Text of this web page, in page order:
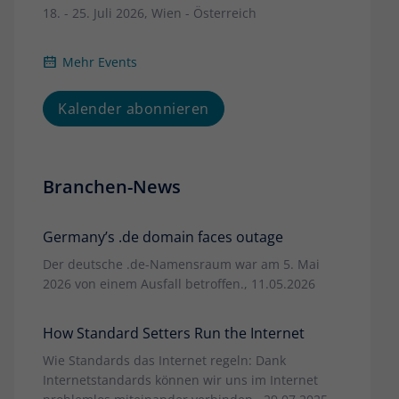
18. - 25. Juli 2026, Wien - Österreich
Mehr Events
Kalender abonnieren
Branchen-News
Germany’s .de domain faces outage
Der deutsche .de-Namensraum war am 5. Mai
2026 von einem Ausfall betroffen., 11.05.2026
How Standard Setters Run the Internet
Wie Standards das Internet regeln: Dank
Internetstandards können wir uns im Internet